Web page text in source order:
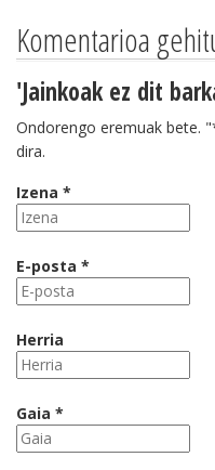
Komentarioa
'Jainkoak ez dit
Ondorengo eremuak bete.
dira.
Izena *
E-posta *
Herria
Gaia *